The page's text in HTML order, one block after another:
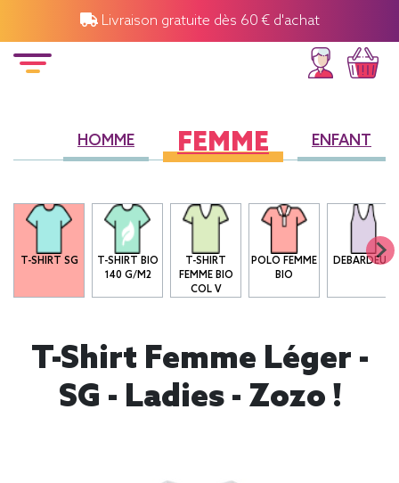
Livraison gratuite dès 60 € d'achat
HOMME FEMME ENFANT
T-SHIRT SG
T-SHIRT BIO
140 G/M2
T-SHIRT
FEMME BIO
COL V
POLO FEMME
BIO
DEBARDEUR
T-Shirt Femme Léger -
SG - Ladies - Zozo !